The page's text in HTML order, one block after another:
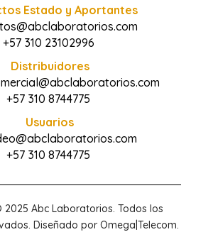
Estado y Aportantes
+57 310 23102996
Distribuidores
+57 310 8744775
Usuarios
+57 310 8744775
Abc Laboratorios. Todos los
Diseñado por Omega|Telecom.